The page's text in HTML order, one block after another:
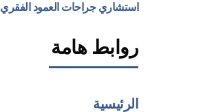
استشاري جراحات العمود الفقري
روابط هامة
الرئيسية